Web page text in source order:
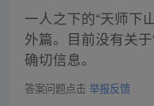
一人之下的“天师下
外篇。目前没有关
确切信息。
答案问题点击 举报反馈